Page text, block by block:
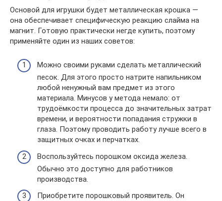
Основой для игрушки будет металлическая крошка —
она обеспечивает специфическую реакцию слайма на
магнит. Готовую практически негде купить, поэтому
применяйте один из наших советов:
Можно своими руками сделать металлический
песок. Для этого просто натрите напильником
любой ненужный вам предмет из этого
материала. Минусов у метода немало: от
трудоёмкости процесса до значительных затрат
времени, и вероятности попадания стружки в
глаза. Поэтому проводить работу лучше всего в
защитных очках и перчатках.
Воспользуйтесь порошком оксида железа.
Обычно это доступно для работников
производства.
Приобретите порошковый проявитель. Он